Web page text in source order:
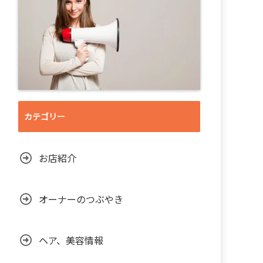
カテゴリー
お店紹介
オーナーのつぶやき
ヘア、美容情報